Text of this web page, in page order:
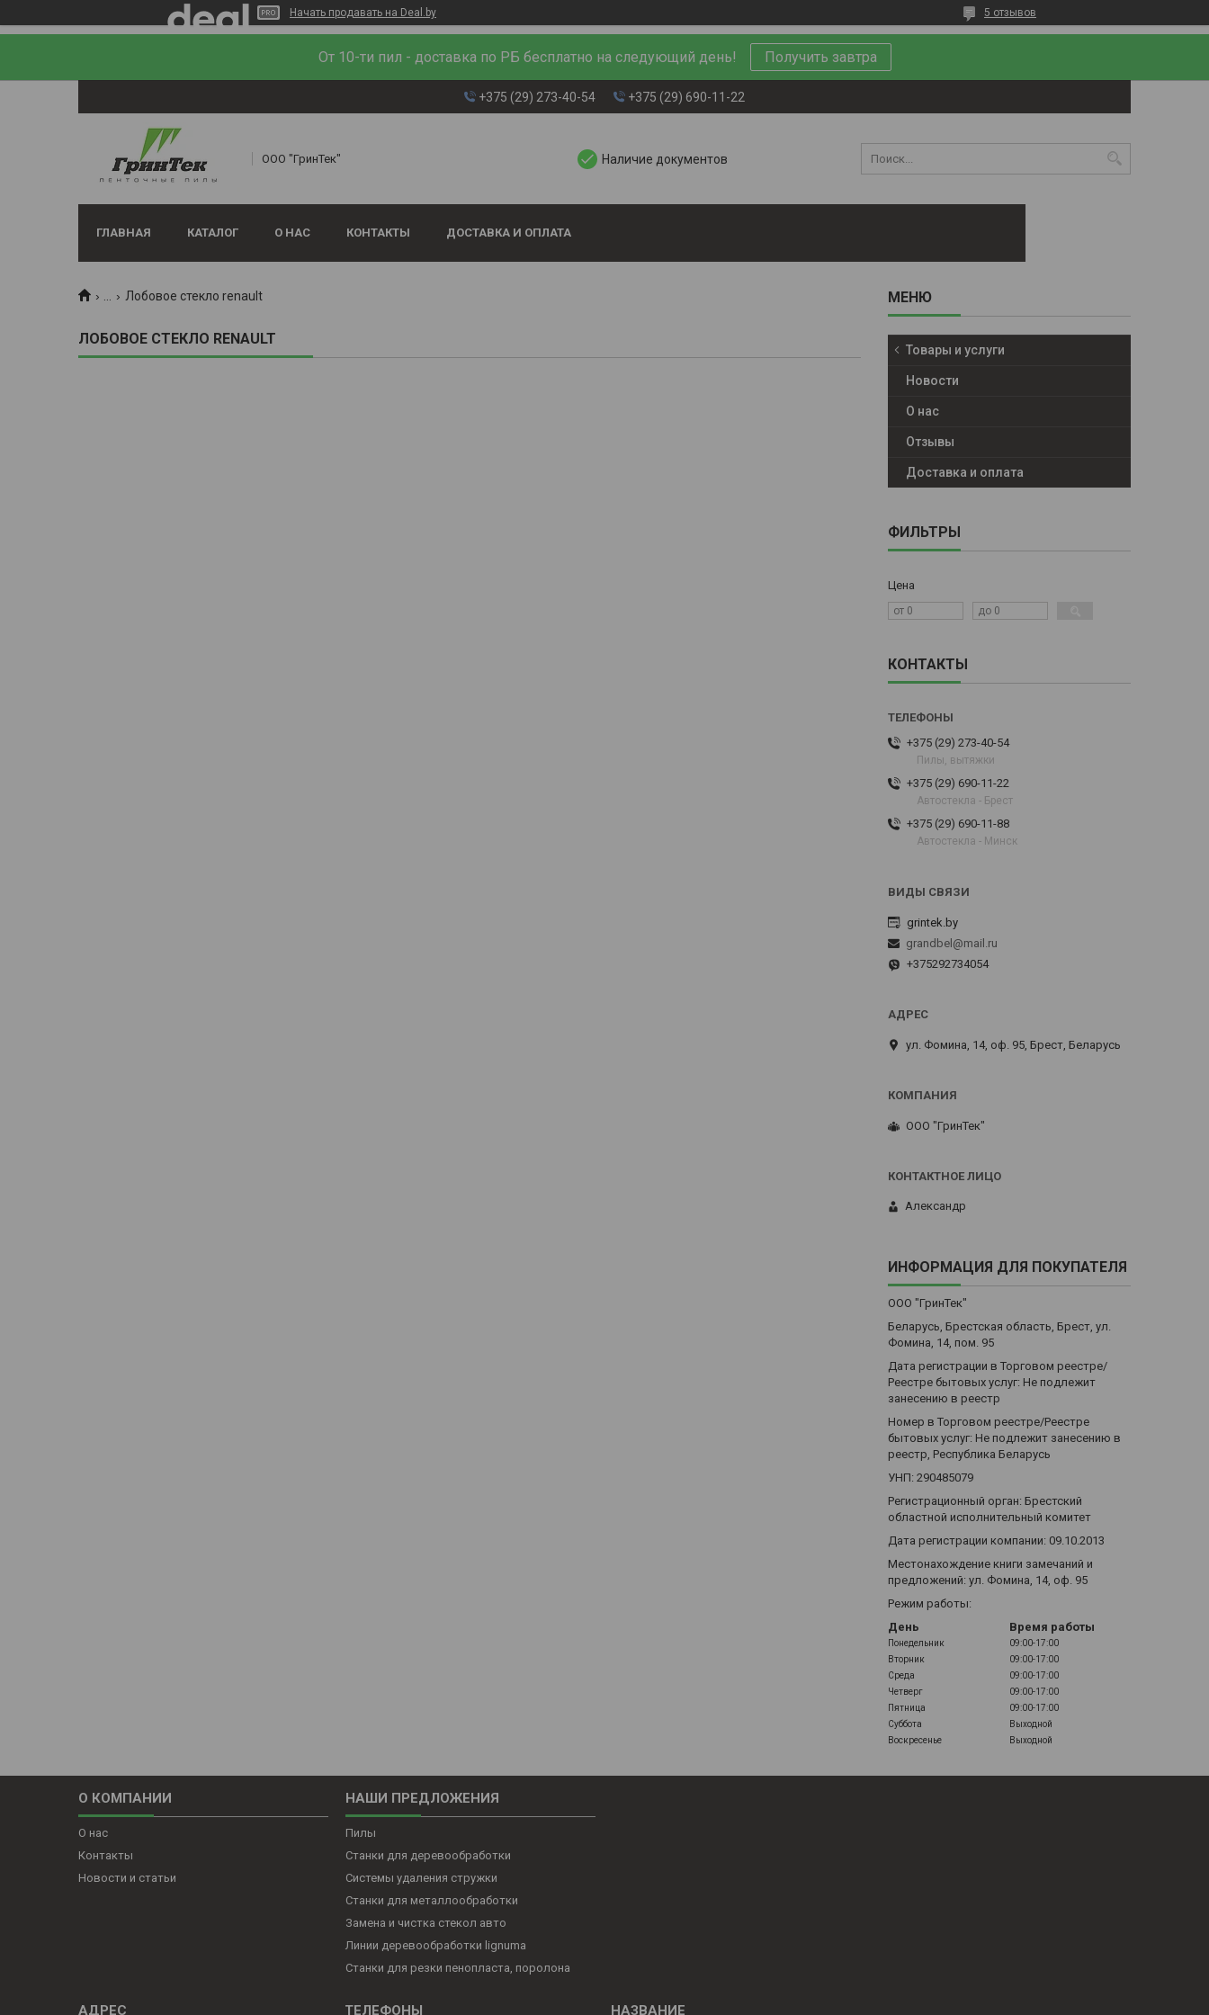
Начать продавать на Deal.by 5 отзывов
От 10-ти пил - доставка по РБ бесплатно на следующий день! Получить завтра
+375 (29) 273-40-54 +375 (29) 690-11-22
ООО "ГринТек" Наличие документов
ГЛАВНАЯ КАТАЛОГ О НАС КОНТАКТЫ ДОСТАВКА И ОПЛАТА
... Лобовое стекло renault
ЛОБОВОЕ СТЕКЛО RENAULT
Товары и услуги
Новости
О нас
Отзывы
Доставка и оплата
ФИЛЬТРЫ
Цена
КОНТАКТЫ
+375 (29) 273-40-54
Пилы, вытяжки
+375 (29) 690-11-22
Автостекла - Брест
+375 (29) 690-11-88
Автостекла - Минск
grintek.by
grandbel@mail.ru
+375292734054
ул. Фомина, 14, оф. 95, Брест, Беларусь
ООО "ГринТек"
Александр
ИНФОРМАЦИЯ ДЛЯ ПОКУПАТЕЛЯ
ООО "ГринТек"
Беларусь, Брестская область, Брест, ул.
Фомина, 14, пом. 95
Дата регистрации в Торговом реестре/
Реестре бытовых услуг: Не подлежит
занесению в реестр
Номер в Торговом реестре/Реестре
бытовых услуг: Не подлежит занесению в
реестр, Республика Беларусь
УНП: 290485079
Регистрационный орган: Брестский
областной исполнительный комитет
Дата регистрации компании: 09.10.2013
Местонахождение книги замечаний и
предложений: ул. Фомина, 14, оф. 95
Режим работы:
День
Время работы
Понедельник
09:00-17:00
Вторник
09:00-17:00
Среда
09:00-17:00
Четверг
09:00-17:00
Пятница
09:00-17:00
Суббота
Выходной
Воскресенье
Выходной
О КОМПАНИИ
О нас
Контакты
Новости и статьи
НАШИ ПРЕДЛОЖЕНИЯ
Пилы
Станки для деревообработки
Системы удаления стружки
Станки для металлообработки
Замена и чистка стекол авто
Линии деревообработки lignuma
Станки для резки пенопласта, поролона